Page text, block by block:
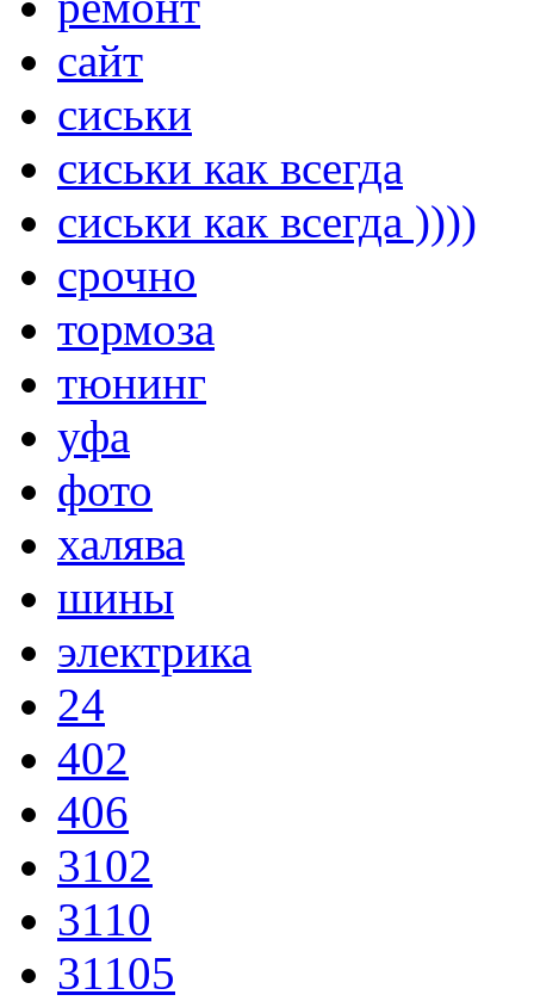
сайт
сиськи
сиськи как всегда
сиськи как всегда ))))
срочно
тормоза
тюнинг
уфа
фото
халява
шины
электрика
24
402
406
3102
3110
31105